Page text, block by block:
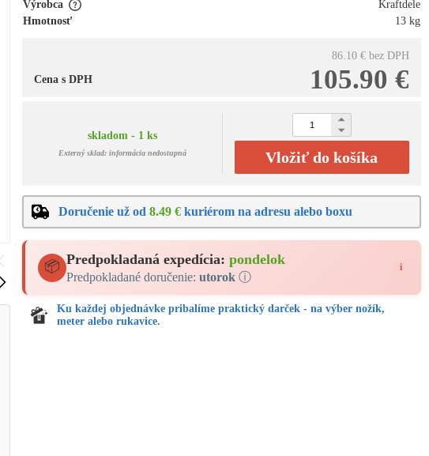
Výrobca
Kraftdele
Hmotnosť
13 kg
86.10 € bez DPH
105.90 €
Cena s DPH
skladom - 1 ks
Externý sklad: informácia nedostupná Vložiť do košíka
Doručenie už od8.49 € kuriérom na adresu alebo boxu
📦 Predpokladaná expedícia:pondelok
Predpokladané doručenie:utorok ⓘ
i
Ku každej objednávke pribalíme praktický darček - na výber nožík,
meter alebo rukavice.